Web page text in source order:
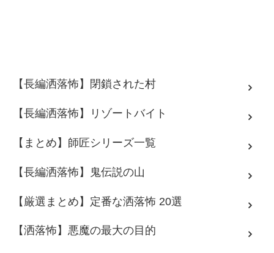
【長編洒落怖】閉鎖された村
【長編洒落怖】リゾートバイト
【まとめ】師匠シリーズ一覧
【長編洒落怖】鬼伝説の山
【厳選まとめ】定番な洒落怖 20選
【洒落怖】悪魔の最大の目的